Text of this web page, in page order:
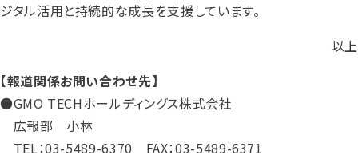
ジタル活用と持続的な成長を支援しています。
以上
【報道関係お問い合わせ先】
●GMO TECHホールディングス株式会社
広報部 小林
TEL：03-5489-6370 FAX：03-5489-6371